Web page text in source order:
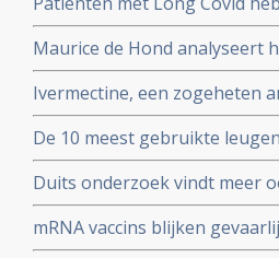
vermoeidheid, moeite met
disfunctie, zelfs na een lichte
Maurice de Hond analyseert
opeenvolgende artikelen.
Ivermectine, een zogeheten
coronavirus - Covid-19 zeer
studies blijkt zeer grote
De 10 meest gebruikte
klakkeloos overgenomen
buiten
Duits onderzoek vindt meer
hersenen, bloedvaten en
overleden net na vaccinatie
mRNA vaccins blijken
moeders. Minder